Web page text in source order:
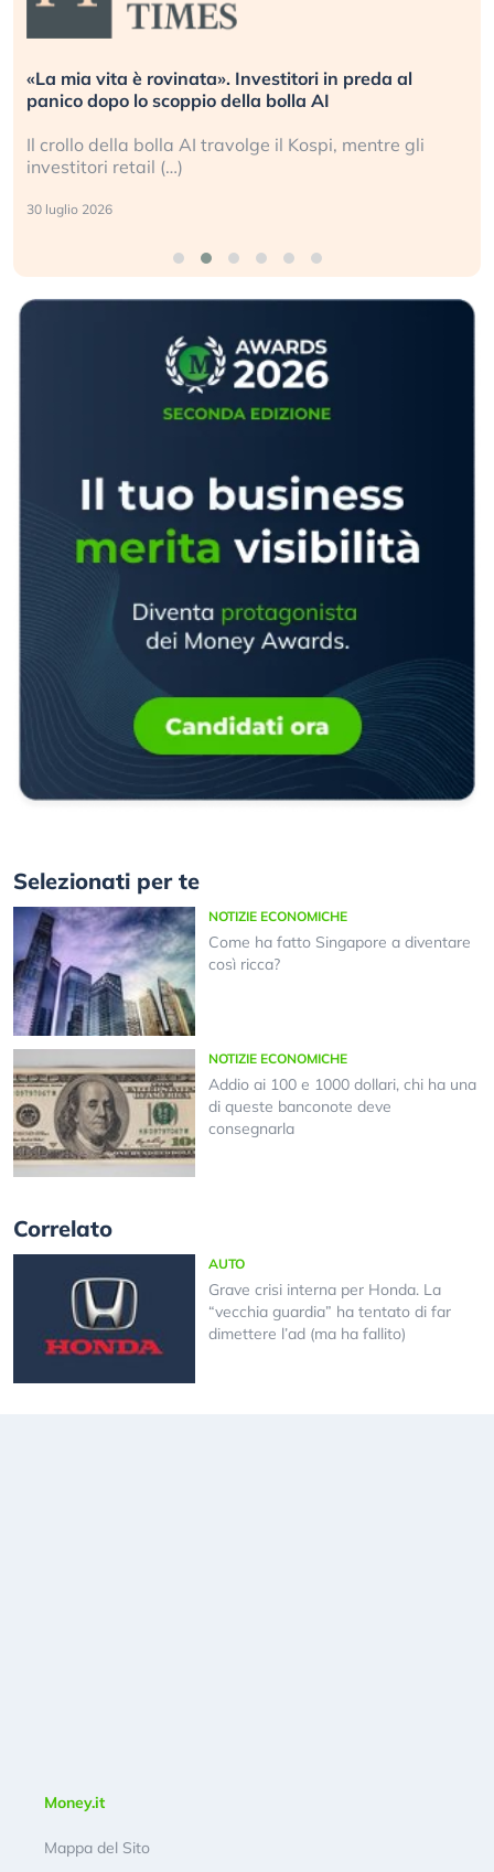
«La mia vita è rovinata». Investitori in preda al
panico dopo lo scoppio della bolla AI
Il crollo della bolla AI travolge il Kospi, mentre gli
investitori retail (…)
30 luglio 2026
Selezionati per te
NOTIZIE ECONOMICHE
Come ha fatto Singapore a diventare
così ricca?
NOTIZIE ECONOMICHE
Addio ai 100 e 1000 dollari, chi ha una
di queste banconote deve
consegnarla
Correlato
AUTO
Grave crisi interna per Honda. La
“vecchia guardia” ha tentato di far
dimettere l’ad (ma ha fallito)
Money.it
Mappa del Sito